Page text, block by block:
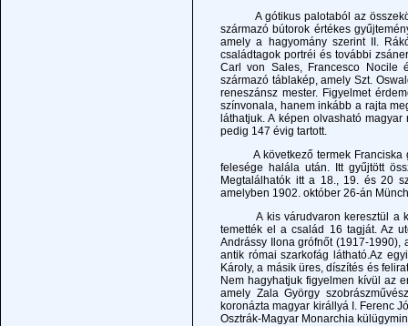
A gótikus palotaból az összekötő
származó bútorok értékes
amely a hagyomány szerint II.
családtagok portréi és további
Carl von Sales, Francesco Nocile
származó táblakép, amely Szt.
reneszánsz mester. Figyelmet
színvonala, hanem inkább a rajta
láthatjuk. A képen olvasható
pedig 147 évig tartott.
A következő termek Franciska
felesége halála után. Itt gyűjtött
Megtalálhatók itt a 18., 19. és 20
amelyben 1902. október 26-án
A kis várudvaron keresztül a
temették el a család 16 tagját. Az
Andrássy Ilona grófnőt (1917-1990),
antik római szarkofág látható.Az
Károly, a másik üres, díszítés és
Nem hagyhatjuk figyelmen kívül az
amely Zala György
koronázta magyar királlyá I. Ferenc
Osztrák-Magyar Monarchia